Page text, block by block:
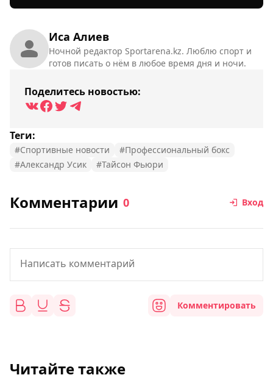
Иса Алиев
Ночной редактор Sportarena.kz. Люблю спорт и
готов писать о нём в любое время дня и ночи.
Поделитесь новостью:
Теги:
#Спортивные новости
#Профессиональный бокс
#Александр Усик
#Тайсон Фьюри
Комментарии 0 Вход
Комментировать
Читайте также